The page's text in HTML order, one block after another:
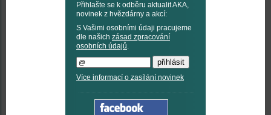
Přihlašte se k odběru aktualit AKA,
novinek z hvězdárny a akcí:
S Vašimi osobními údaji pracujeme
dle našich zásad zpracování
osobních údajů.
Více informací o zasílání novinek